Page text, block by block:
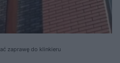
zaprawę do klinkieru